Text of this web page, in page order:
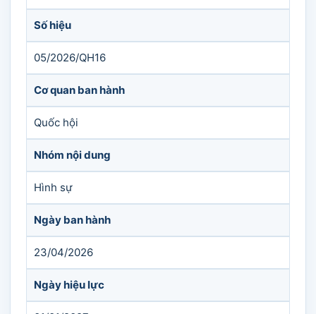
Số hiệu
05/2026/QH16
Cơ quan ban hành
Quốc hội
Nhóm nội dung
Hình sự
Ngày ban hành
23/04/2026
Ngày hiệu lực